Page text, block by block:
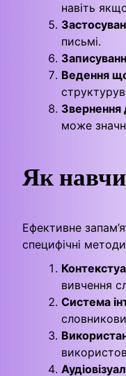
навіть
письмі.
Ведення
Звернення
може
Як
Ефективне
специфічні
вивчення
Система